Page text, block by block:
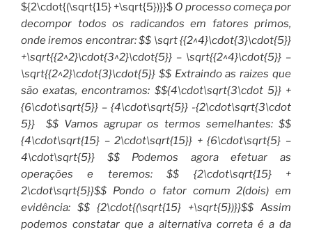
${2\cdot{(\sqrt{15} +\sqrt{5})}}$ O processo começa por
decompor todos os radicandos em fatores primos,
onde iremos encontrar: $$ \sqrt {{2^4}\cdot{3}\cdot{5}}
+\sqrt{{2^2}\cdot{3^2}\cdot{5}} – \sqrt{{2^4}\cdot{5}} –
\sqrt{{2^2}\cdot{3}\cdot{5}} $$ Extraindo as raizes que
são exatas, encontramos: $${4\cdot\sqrt{3\cdot 5}} +
{6\cdot\sqrt{5}} – {4\cdot\sqrt{5}} -{2\cdot\sqrt{3\cdot
5}} $$ Vamos agrupar os termos semelhantes: $$
{4\cdot\sqrt{15} – 2\cdot\sqrt{15}} + {6\cdot\sqrt{5} –
4\cdot\sqrt{5}} $$ Podemos agora efetuar as
operações e teremos: $$ {2\cdot\sqrt{15} +
2\cdot\sqrt{5}}$$ Pondo o fator comum 2(dois) em
evidência: $$ {2\cdot{(\sqrt{15} +\sqrt{5})}}$$ Assim
podemos constatar que a alternativa correta é a da